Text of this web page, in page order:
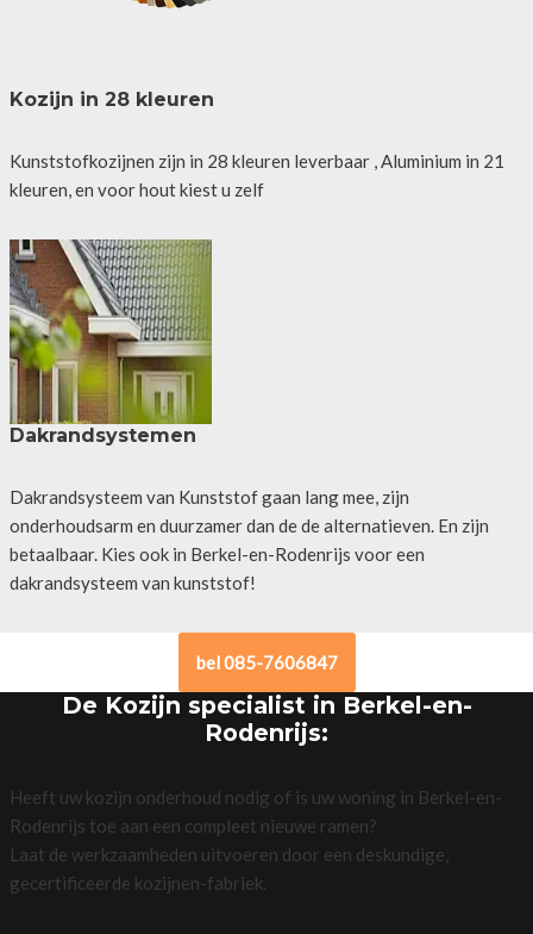
Kozijn in 28 kleuren
Kunststofkozijnen zijn in 28 kleuren leverbaar , Aluminium in 21
kleuren, en voor hout kiest u zelf
Dakrandsystemen
Dakrandsysteem van Kunststof gaan lang mee, zijn
onderhoudsarm en duurzamer dan de de alternatieven. En zijn
betaalbaar. Kies ook in Berkel-en-Rodenrijs voor een
dakrandsysteem van kunststof!
bel 085-7606847
De Kozijn specialist in Berkel-en-
Rodenrijs:
Heeft uw kozijn onderhoud nodig of is uw woning in Berkel-en-
Rodenrijs toe aan een compleet nieuwe ramen?
Laat de werkzaamheden uitvoeren door een deskundige,
gecertificeerde kozijnen-fabriek.